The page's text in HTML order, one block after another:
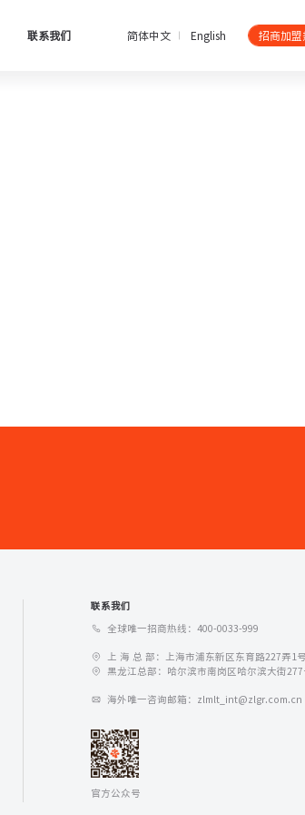
联系我们 简体中文 English 招商加盟
联系我们
全球唯一招商热线：400-0033-999
上 海 总 部：上海市浦东新区东育路227弄1
黑龙江总部：哈尔滨市南岗区哈尔滨大街277
海外唯一咨询邮箱：zlmlt_int@zlgr.com.cn
官方公众号